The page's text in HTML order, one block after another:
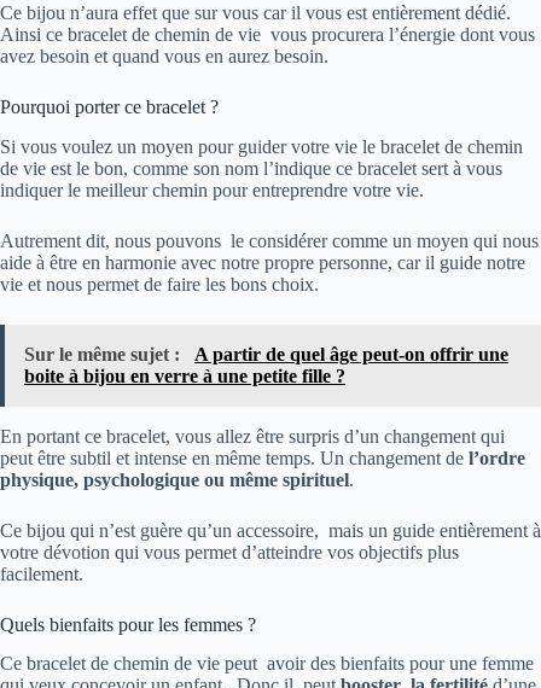
Ce bijou n’aura effet que sur vous car il vous est entièrement dédié.
Ainsi ce bracelet de chemin de vie vous procurera l’énergie dont vous
avez besoin et quand vous en aurez besoin.
Pourquoi porter ce bracelet ?
Si vous voulez un moyen pour guider votre vie le bracelet de chemin
de vie est le bon, comme son nom l’indique ce bracelet sert à vous
indiquer le meilleur chemin pour entreprendre votre vie.
Autrement dit, nous pouvons le considérer comme un moyen qui nous
aide à être en harmonie avec notre propre personne, car il guide notre
vie et nous permet de faire les bons choix.
Sur le même sujet :
A partir de quel âge peut-on offrir une
boite à bijou en verre à une petite fille ?
En portant ce bracelet, vous allez être surpris d’un changement qui
peut être subtil et intense en même temps. Un changement de l’ordre
physique, psychologique ou même spirituel.
Ce bijou qui n’est guère qu’un accessoire, mais un guide entièrement à
votre dévotion qui vous permet d’atteindre vos objectifs plus
facilement.
Quels bienfaits pour les femmes ?
Ce bracelet de chemin de vie peut avoir des bienfaits pour une femme